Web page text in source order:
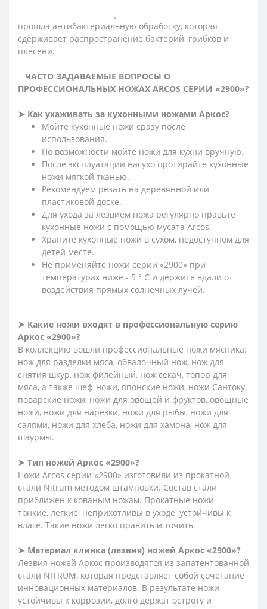
прошла антибактериальную обработку, которая
сдерживает распространение бактерий, грибков и
плесени.
≡ ЧАСТО ЗАДАВАЕМЫЕ ВОПРОСЫ О
ПРОФЕССИОНАЛЬНЫХ НОЖАХ ARCOS СЕРИИ «2900»?
➤ Как ухаживать за кухонными ножами Аркос?
Мойте кухонные ножи сразу после
использования.
По возможности мойте ножи для кухни вручную.
После эксплуатации насухо протирайте кухонные
ножи мягкой тканью.
Рекомендуем резать на деревянной или
пластиковой доске.
Для ухода за лезвием ножа регулярно правьте
кухонные ножи с помощью мусата Arcos.
Храните кухонные ножи в сухом, недоступном для
детей месте.
Не применяйте ножи серии «2900» при
температурах ниже - 5 ° С и держите вдали от
воздействия прямых солнечных лучей.
➤ Какие ножи входят в профессиональную серию
Аркос «2900»?
В коллекцию вошли профессиональные ножи мясника:
нож для разделки мяса, обвалочный нож, нож для
снятия шкур, нож филейный, нож секач, топор для
мяса, а также шеф-ножи, японские ножи, ножи Сантоку,
поварские ножи, ножи для овощей и фруктов, овощные
ножи, ножи для нарезки, ножи для рыбы, ножи для
салями, ножи для хлеба, ножи для хамона, нож для
шаурмы.
➤ Тип ножей Аркос «2900»?
Ножи Arcos серии «2900» изготовили из прокатной
стали Nitrum методом штамповки. Состав стали
приближен к кованым ножам. Прокатные ножи -
тонкие, легкие, неприхотливы в уходе, устойчивы к
влаге. Такие ножи легко править и точить.
➤ Материал клинка (лезвия) ножей Аркос «2900»?
Лезвия ножей Аркос производятся из запатентованной
стали NITRUM, которая представляет собой сочетание
инновационных материалов. В результате ножи
устойчивы к коррозии, долго держат остроту и